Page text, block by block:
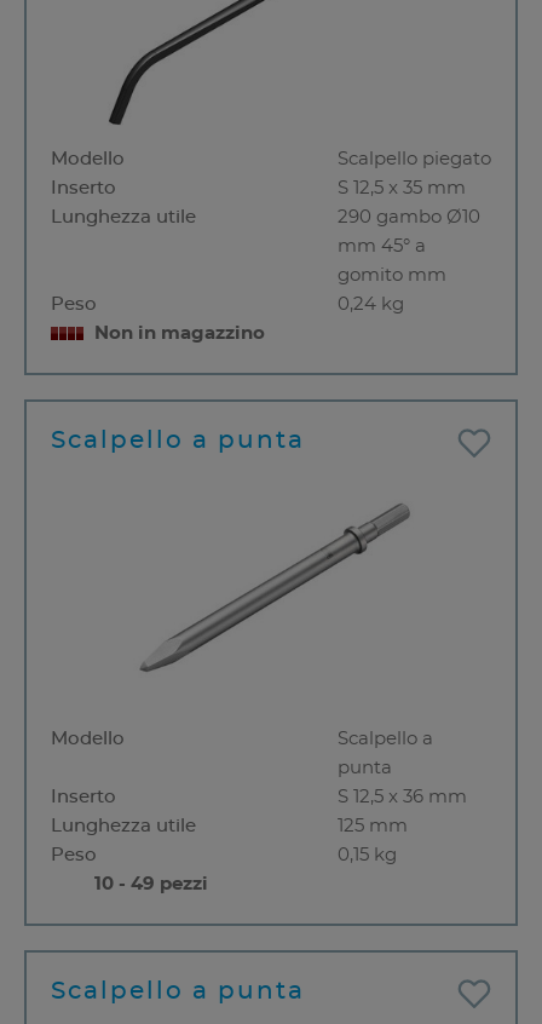
Modello
Scalpello piegato
Inserto
S 12,5 x 35 mm
Lunghezza utile
290 gambo Ø10
mm 45° a
gomito mm
Peso
0,24 kg
Non in magazzino
Scalpello a punta
Modello
Scalpello a
punta
Inserto
S 12,5 x 36 mm
Lunghezza utile
125 mm
Peso
0,15 kg
10 - 49 pezzi
Scalpello a punta